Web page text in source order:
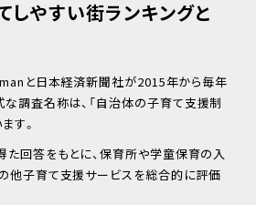
しやすい街ランキングと
と日本経済新聞社が2015年から毎年
調査名称は、「自治体の子育て支援制
す。
回答をもとに、保育所や学童保育の入
他子育て支援サービスを総合的に評価